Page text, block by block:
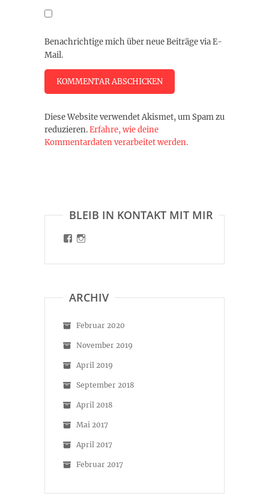
Benachrichtige mich über neue Beiträge via E-
Mail.
Diese Website verwendet Akismet, um Spam zu
reduzieren.Erfahre, wie deine
Kommentardaten verarbeitet werden.
BLEIB IN KONTAKT MIT MIR
Profil
aufauf
ARCHIV
Februar 2020
November 2019
April 2019
September 2018
April 2018
Mai 2017
April 2017
Februar 2017